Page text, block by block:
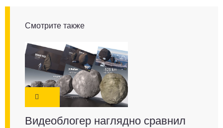
Смотрите также
Видеоблогер наглядно сравнил